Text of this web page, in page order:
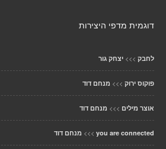
דוגמית מדפי היצירות
לחבק >>> יצחק גור
פוקוס ירוק >>> מנחם דוד
אוצר מילים >>> מנחם דוד
you are connected
>>> מנחם דוד